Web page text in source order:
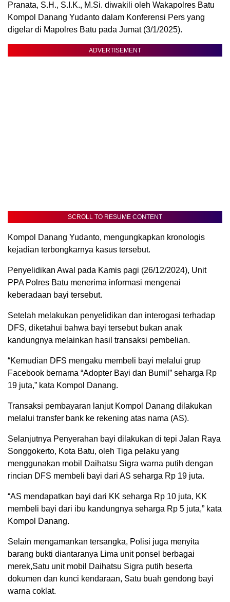
Pranata, S.H., S.I.K., M.Si. diwakili oleh Wakapolres Batu
Kompol Danang Yudanto dalam Konferensi Pers yang
digelar di Mapolres Batu pada Jumat (3/1/2025).
ADVERTISEMENT
SCROLL TO RESUME CONTENT
Kompol Danang Yudanto, mengungkapkan kronologis
kejadian terbongkarnya kasus tersebut.
Penyelidikan Awal pada Kamis pagi (26/12/2024), Unit
PPA Polres Batu menerima informasi mengenai
keberadaan bayi tersebut.
Setelah melakukan penyelidikan dan interogasi terhadap
DFS, diketahui bahwa bayi tersebut bukan anak
kandungnya melainkan hasil transaksi pembelian.
“Kemudian DFS mengaku membeli bayi melalui grup
Facebook bernama “Adopter Bayi dan Bumil” seharga Rp
19 juta,” kata Kompol Danang.
Transaksi pembayaran lanjut Kompol Danang dilakukan
melalui transfer bank ke rekening atas nama (AS).
Selanjutnya Penyerahan bayi dilakukan di tepi Jalan Raya
Songgokerto, Kota Batu, oleh Tiga pelaku yang
menggunakan mobil Daihatsu Sigra warna putih dengan
rincian DFS membeli bayi dari AS seharga Rp 19 juta.
“AS mendapatkan bayi dari KK seharga Rp 10 juta, KK
membeli bayi dari ibu kandungnya seharga Rp 5 juta,” kata
Kompol Danang.
Selain mengamankan tersangka, Polisi juga menyita
barang bukti diantaranya Lima unit ponsel berbagai
merek,Satu unit mobil Daihatsu Sigra putih beserta
dokumen dan kunci kendaraan, Satu buah gendong bayi
warna coklat.